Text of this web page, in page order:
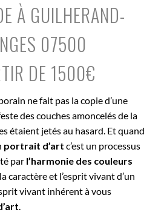
À GUILHERAND-
07500
DE 1500€
ne fait pas la copie d’une
des couches amoncelés de la
étaient jetés au hasard. Et quand
portrait d’art c’est un processus
par l’harmonie des couleurs
caractère et l’esprit vivant d’un
vivant inhérent à vous
.